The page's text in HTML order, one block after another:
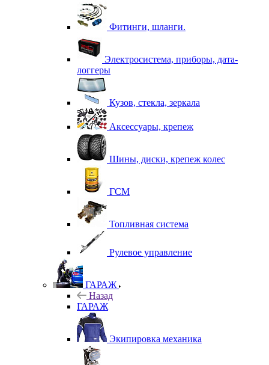
Фитинги, шланги.
Электросистема, приборы, дата-
логгеры
Кузов, стекла, зеркала
Аксессуары, крепеж
Шины, диски, крепеж колес
ГСМ
Топливная система
Рулевое управление
ГАРАЖ
Назад
ГАРАЖ
Экипировка механика